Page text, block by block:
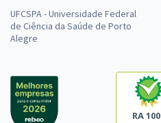
UFCSPA - Universidade Federal
de Ciência da Saúde de Porto
Alegre
RA